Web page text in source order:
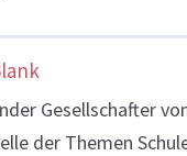
Gesellschafter
der Themen